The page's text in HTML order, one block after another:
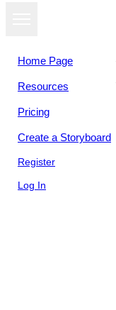
Home Page
Resources
Pricing
Create a Storyboard
Register
Log In
View as
slideshow